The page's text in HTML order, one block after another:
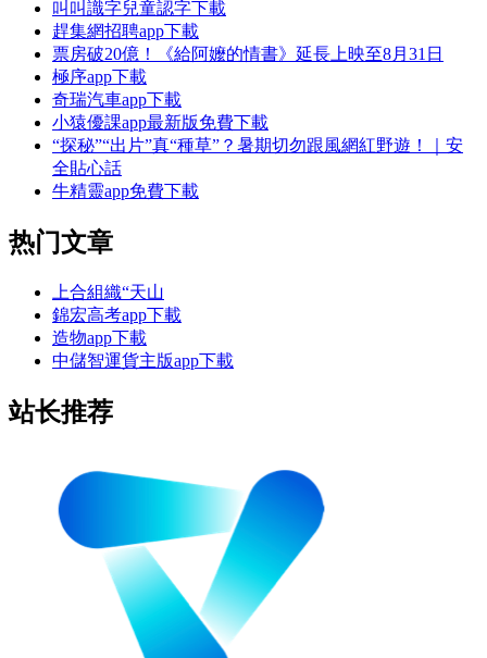
叫叫識字兒童認字下載
趕集網招聘app下載
票房破20億！《給阿嬤的情書》延長上映至8月31日
極序app下載
奇瑞汽車app下載
小猿優課app最新版免費下載
“探秘”“出片”真“種草”？暑期切勿跟風網紅野遊！｜安
全貼心話
牛精靈app免費下載
热门文章
上合組織“天山
錦宏高考app下載
造物app下載
中儲智運貨主版app下載
站长推荐